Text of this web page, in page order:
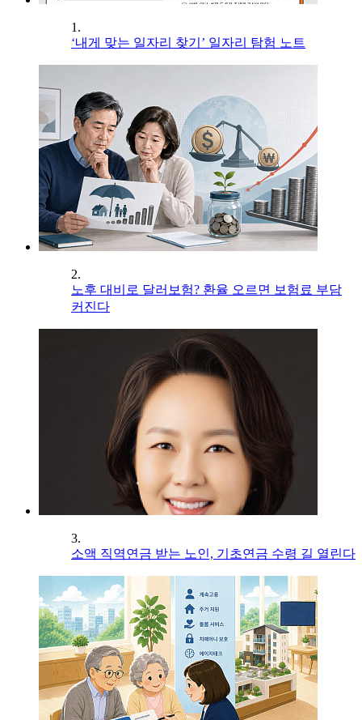
1.
‘내게 맞는 일자리 찾기’ 일자리 탐험 노트
2.
노후 대비로 달러보험? 환율 오르면 보험료 부담
커진다
3.
소액 직역연금 받는 노인, 기초연금 수령 길 열린다